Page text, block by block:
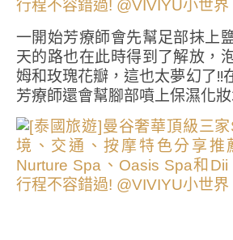
一開始芳療師會先幫足部抹上
天的路也在此時得到了解放，
姆和玫瑰花瓣，這也太夢幻了!!
芳療師還會幫腳部噴上保濕化妝